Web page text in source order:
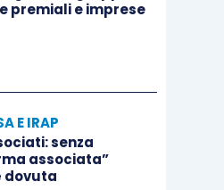
del prodotto finito,
del contratto o al
stesso (qualora
tempo), in tal caso
assolto il presupposto
della stessa esistenza di
premiali e imprese
E IRAP
senza
associata”
dovuta